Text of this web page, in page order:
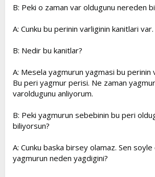
B: Peki o zaman var oldugunu nereden
A: Cunku bu perinin varliginin kanitlari var.
B: Nedir bu kanitlar?
A: Mesela yagmurun yagmasi bu perinin
Bu peri yagmur perisi. Ne zaman
varoldugunu anliyorum.
B: Peki yagmurun sebebinin bu peri
biliyorsun?
A: Cunku baska birsey olamaz. Sen soyle
yagmurun neden yagdigini?